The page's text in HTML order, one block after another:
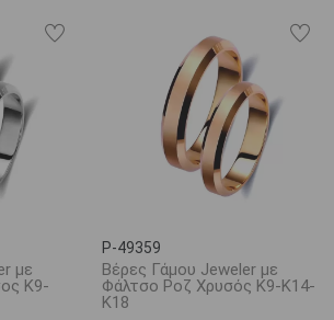
με
Κ9-
P-49359
Βέρες Γάμου Jeweler με
Φάλτσο Ροζ Χρυσός Κ9-Κ14-
Κ18